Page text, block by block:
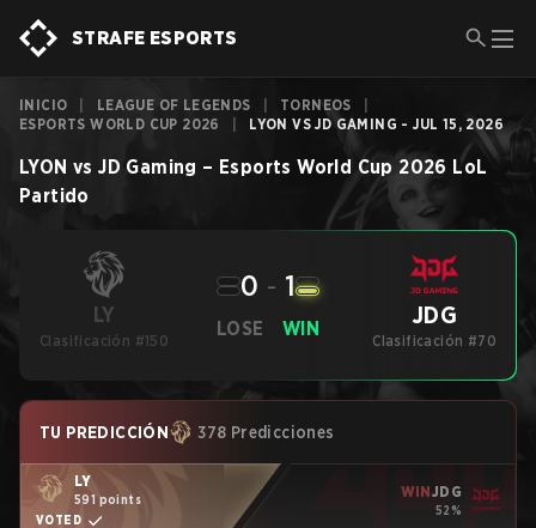
STRAFE ESPORTS
INICIO LEAGUE OF LEGENDS TORNEOS
ESPORTS WORLD CUP 2026
LYON VS JD GAMING - JUL 15, 2026
LYON vs JD Gaming – Esports World Cup 2026 LoL
Partido
LY
Clasificación #150
LOSE
0 - 1
WIN JDG
Clasificación #70
TU PREDICCIÓN 378 Predicciones
LY
591 points
VOTED
WINJDG
52%